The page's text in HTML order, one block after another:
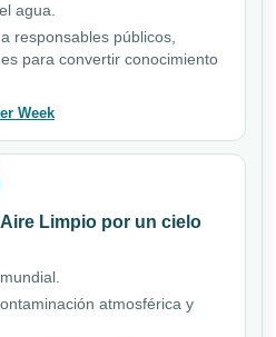
agua.
responsables públicos,
para convertir conocimiento
Week
Limpio por un cielo
atmosférica y